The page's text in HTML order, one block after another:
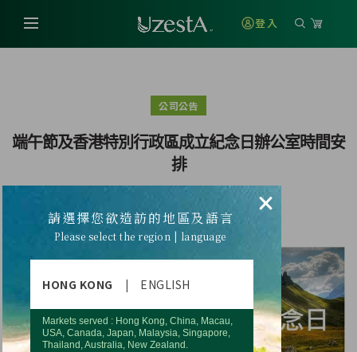
登入
公司公告
端午節及香港特別行政區成立紀念日辦公室時間安
排
×
請選擇您欲造訪的地區及語言
Please select the region | language
HONG KONG | ENGLISH
Markets served : Hong Kong, China, Macau,
USA, Canada, Japan, Malaysia, Singapore,
Thailand, Australia, New Zealand.